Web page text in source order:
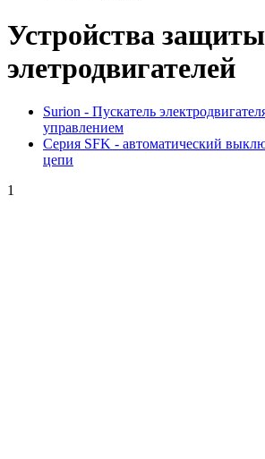
Устройства защиты
элетродвигателей
Surion - Пускатель
управлением
Серия SFK - автоматический
цепи
1